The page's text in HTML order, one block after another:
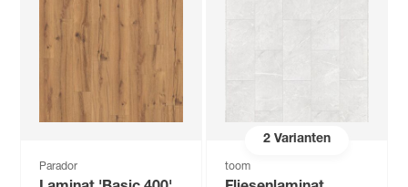
Parador
2Varianten
toom